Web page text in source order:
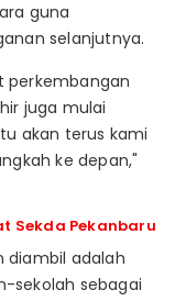
guna
selanjutnya.
perkembangan
juga mulai
akan terus kami
ke depan,"
Sekda Pekanbaru
diambil adalah
sekolah sebagai